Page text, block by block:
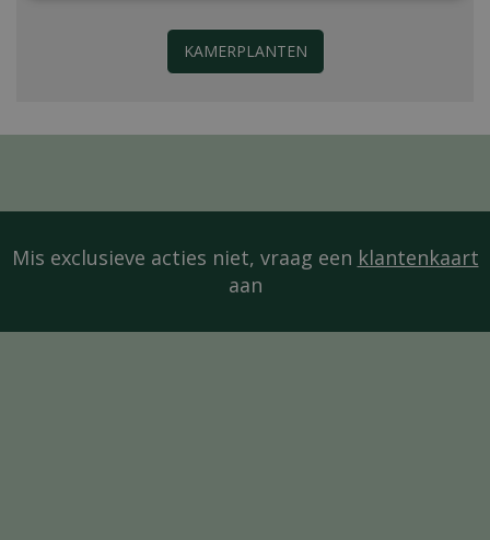
KAMERPLANTEN
Mis exclusieve acties niet, vraag een klantenkaart
aan